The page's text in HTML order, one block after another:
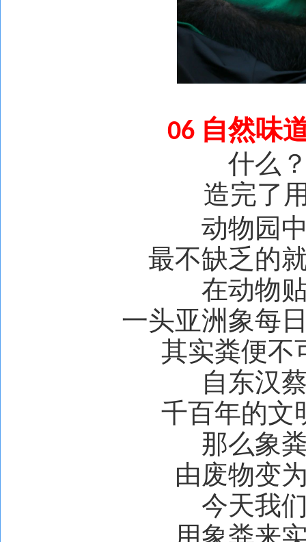
06 自然味
什么
造完了
动物园
最不缺乏的
在动物
一头亚洲象每
其实粪便不
自东汉
千百年的文
那么象
由废物变
今天我